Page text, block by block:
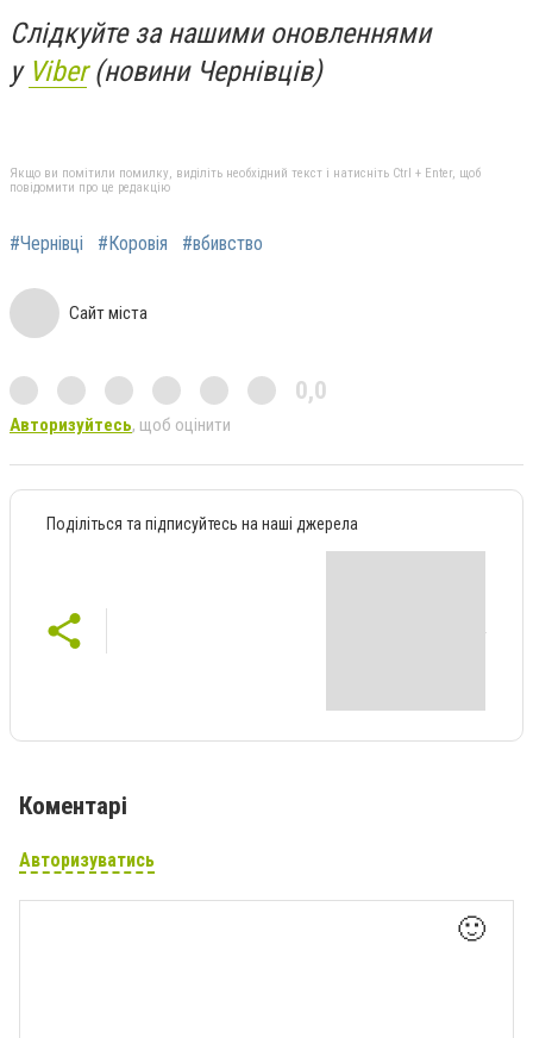
Слідкуйте за нашими оновленнями
у Viber(новини Чернівців)
Якщо ви помітили помилку, виділіть необхідний текст і натисніть Ctrl + Enter, щоб
повідомити про це редакцію
#Чернівці #Коровія #вбивство
Сайт міста
0,0
Авторизуйтесь, щоб оцінити
Поділіться та підписуйтесь на наші джерела
Коментарі
Авторизуватись
🙂